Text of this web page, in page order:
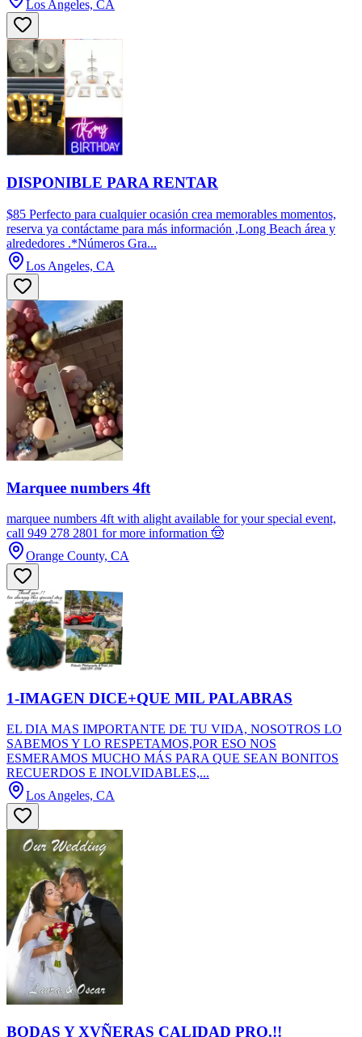
Los Angeles, CA
DISPONIBLE PARA RENTAR
$85 Perfecto para cualquier ocasión crea memorables momentos,
reserva ya contáctame para más información ,Long Beach área y
alrededores .*Números Gra...
Los Angeles, CA
Marquee numbers 4ft
marquee numbers 4ft with alight available for your special event,
call 949 278 2801 for more information 🤠
Orange County, CA
1-IMAGEN DICE+QUE MIL PALABRAS
EL DIA MAS IMPORTANTE DE TU VIDA, NOSOTROS LO
SABEMOS Y LO RESPETAMOS,POR ESO NOS
ESMERAMOS MUCHO MÁS PARA QUE SEAN BONITOS
RECUERDOS E INOLVIDABLES,...
Los Angeles, CA
BODAS Y XVÑERAS CALIDAD PRO.!!